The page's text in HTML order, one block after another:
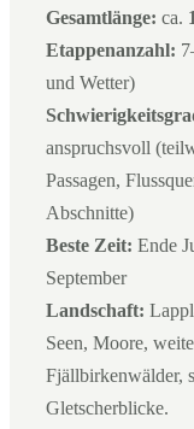
Gesamtlänge: ca.
Etappenanzahl:
und Wetter)
anspruchsvoll
Passagen,
Abschnitte)
Beste Zeit: Ende
September
Landschaft:
Seen, Moore,
Fjällbirkenwälder,
Gletscherblicke.